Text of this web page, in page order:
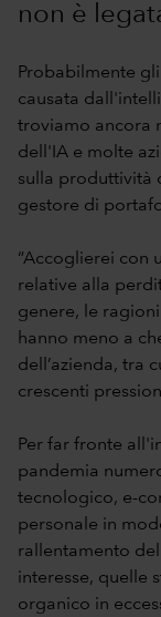
non è
Probabilmente
causata
troviamo ancora
dell'IA e molte
sulla produttività
gestore di
“Accoglierei con
relative alla
genere, le
hanno meno a
dell’azienda, tra
crescenti
Per far fronte
pandemia
tecnologico, e-
personale in
rallentamento
interesse, quelle
organico in